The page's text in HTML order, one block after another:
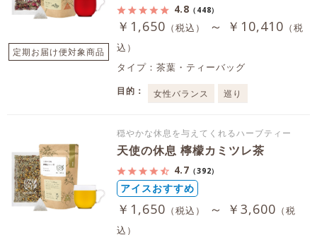
定期お届け便対象商品
4.8 （448）
￥1,650 （税込） ～ ￥10,410 （税
込）
タイプ：茶葉・ティーバッグ
目的：
女性バランス 巡り
穏やかな休息を与えてくれるハーブティー
天使の休息 檸檬カミツレ茶
4.7 （392）
アイスおすすめ
￥1,650 （税込） ～ ￥3,600 （税
込）